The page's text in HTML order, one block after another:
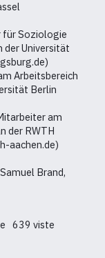
für Soziologie
der Universität
Arbeitsbereich
Berlin
am
der RWTH
aachen.de)
Brand,
639 viste